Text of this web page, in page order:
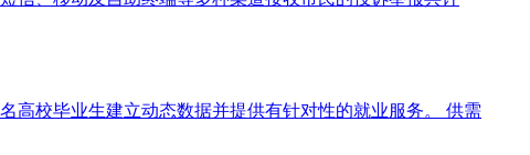
高校毕业生建立动态数据并提供有针对性的就业服务。 供需